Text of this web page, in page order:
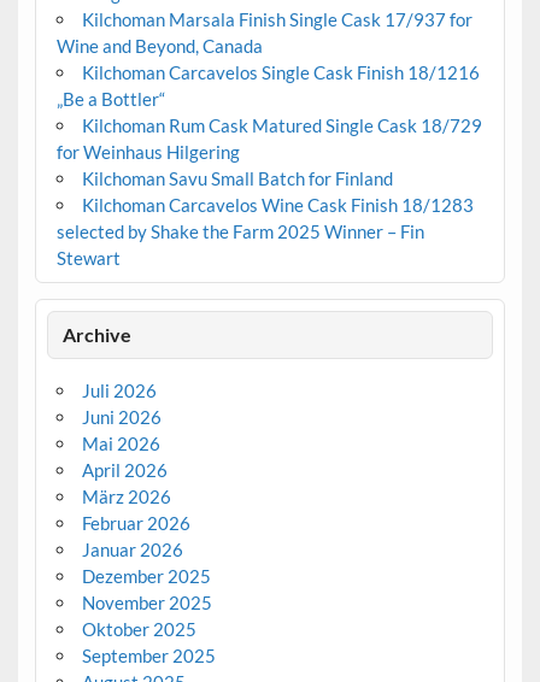
Kilchoman Marsala Finish Single Cask 17/937 for
Wine and Beyond, Canada
Kilchoman Carcavelos Single Cask Finish 18/1216
„Be a Bottler“
Kilchoman Rum Cask Matured Single Cask 18/729
for Weinhaus Hilgering
Kilchoman Savu Small Batch for Finland
Kilchoman Carcavelos Wine Cask Finish 18/1283
selected by Shake the Farm 2025 Winner – Fin
Stewart
Archive
Juli 2026
Juni 2026
Mai 2026
April 2026
März 2026
Februar 2026
Januar 2026
Dezember 2025
November 2025
Oktober 2025
September 2025